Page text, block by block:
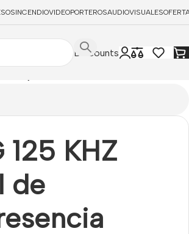
INCENDIOVIDEOPORTEROSAUDIOVISUALES
Discounts
125 KHZ
de